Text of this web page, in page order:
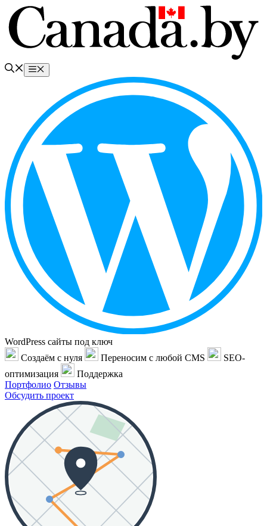
Перейти
содержимому
Меню
WordPress сайты под ключ
Создаём с нуля
Переносим с любой CMS
SEO-
оптимизация
Поддержка
Портфолио Отзывы
Обсудить проект